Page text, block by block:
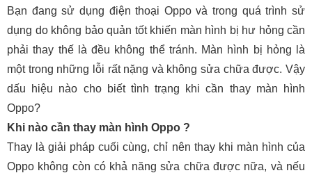
Bạn đang sử dụng điện thoại Oppo và trong quá trình sử
dụng do không bảo quản tốt khiến màn hình bị hư hỏng cần
phải thay thế là đều không thể tránh. Màn hình bị hỏng là
một trong những lỗi rất nặng và không sửa chữa được. Vậy
dấu hiệu nào cho biết tình trạng khi cần thay màn hình
Oppo?
Khi nào cần thay màn hình Oppo ?
Thay là giải pháp cuối cùng, chỉ nên thay khi màn hình của
Oppo không còn có khả năng sửa chữa được nữa, và nếu